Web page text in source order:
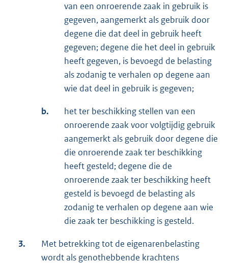
van een onroerende zaak in gebruik is
gegeven, aangemerkt als gebruik door
degene die dat deel in gebruik heeft
gegeven; degene die het deel in gebruik
heeft gegeven, is bevoegd de belasting
als zodanig te verhalen op degene aan
wie dat deel in gebruik is gegeven;
b.
het ter beschikking stellen van een
onroerende zaak voor volgtijdig gebruik
aangemerkt als gebruik door degene die
die onroerende zaak ter beschikking
heeft gesteld; degene die de
onroerende zaak ter beschikking heeft
gesteld is bevoegd de belasting als
zodanig te verhalen op degene aan wie
die zaak ter beschikking is gesteld.
3.
Met betrekking tot de eigenarenbelasting
wordt als genothebbende krachtens